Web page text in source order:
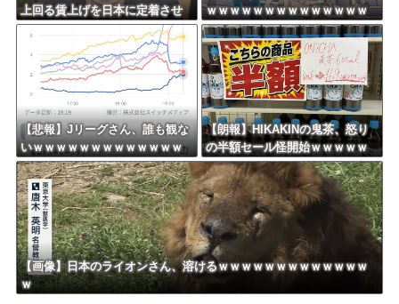
上回る賃上げを日本に定着させ
る」 →国家公務員月給3.51％増
へ 地方公務員も追随する見通し
ｗｗｗｗｗｗｗｗｗｗｗｗｗｗ
ｗｗｗｗｗ
【悲報】Jリーグさん、誰も観な
いｗｗｗｗｗｗｗｗｗｗｗｗｗ
ｗｗｗｗ
【朗報】HIKAKINの鬼茶、怒り
の半額セール怪開始ｗｗｗｗｗ
ｗｗｗｗｗｗｗｗｗ
【画像】日本のライオンさん、溶けるｗｗｗｗｗｗｗｗｗｗｗｗｗ
ｗ